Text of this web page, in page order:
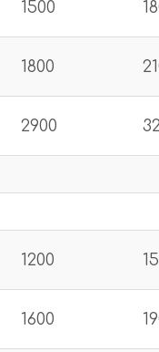
1500
1800
2900
1200
1600